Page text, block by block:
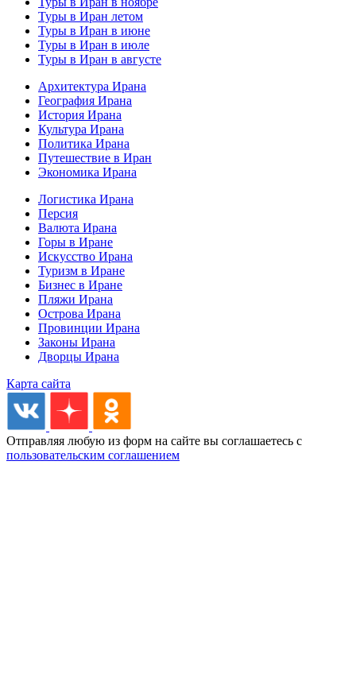
Туры в Иран летом
Туры в Иран в июне
Туры в Иран в июле
Туры в Иран в августе
Архитектура Ирана
География Ирана
История Ирана
Культура Ирана
Политика Ирана
Путешествие в Иран
Экономика Ирана
Логистика Ирана
Персия
Валюта Ирана
Горы в Иране
Искусство Ирана
Туризм в Иране
Бизнес в Иране
Пляжи Ирана
Острова Ирана
Провинции Ирана
Законы Ирана
Дворцы Ирана
Карта сайта
Отправляя любую из форм на сайте вы соглашаетесь с
пользовательским соглашением